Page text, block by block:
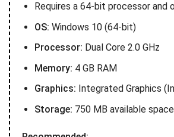
Requires a 64-bit processor and
OS: Windows 10 (64-bit)
Processor: Dual Core 2.0 GHz
Memory: 4 GB RAM
Graphics: Integrated Graphics
Storage: 750 MB available space